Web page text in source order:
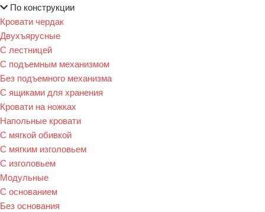
По конструкции
Кровати чердак
Двухъярусные
С лестницей
С подъемным механизмом
Без подъемного механизма
С ящиками для хранения
Кровати на ножках
Напольные кровати
С мягкой обивкой
С мягким изголовьем
С изголовьем
Модульные
С основанием
Без основания